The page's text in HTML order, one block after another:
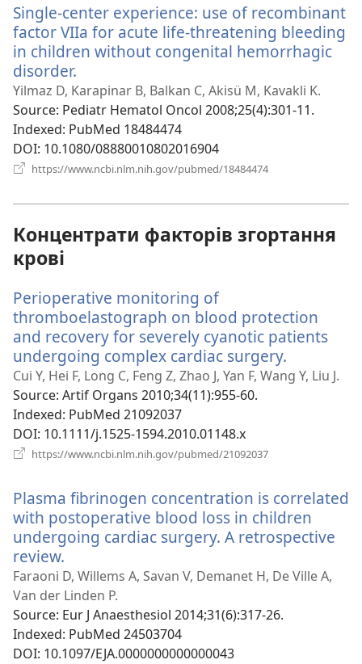
вікні)
Single-center experience: use of recombinant
factor VIIa for acute life-threatening bleeding
in children without congenital hemorrhagic
disorder.
у
новому
вікні)
Yilmaz D, Karapinar B, Balkan C, Akisü M, Kavakli K.
Source‎: Pediatr Hematol Oncol 2008;25(4):301-11.
Indexed‎: PubMed 18484474
DOI‎: 10.1080/08880010802016904
https://www.ncbi.nlm.nih.gov/pubmed/18484474
Концентрати факторів згортання
крові
Perioperative monitoring of
thromboelastograph on blood protection
and recovery for severely cyanotic patients
undergoing complex cardiac surgery.
у
Cui Y, Hei F, Long C, Feng Z, Zhao J, Yan F, Wang Y, Liu J.
Source‎: Artif Organs 2010;34(11):955-60.
Indexed‎: PubMed 21092037
DOI‎: 10.1111/j.1525-1594.2010.01148.x
https://www.ncbi.nlm.nih.gov/pubmed/21092037
вікні)
Plasma fibrinogen concentration is correlated
with postoperative blood loss in children
undergoing cardiac surgery. A retrospective
review.
у
новому
вікні)
Faraoni D, Willems A, Savan V, Demanet H, De Ville A,
Van der Linden P.
Source‎: Eur J Anaesthesiol 2014;31(6):317-26.
Indexed‎: PubMed 24503704
DOI‎: 10.1097/EJA.0000000000000043